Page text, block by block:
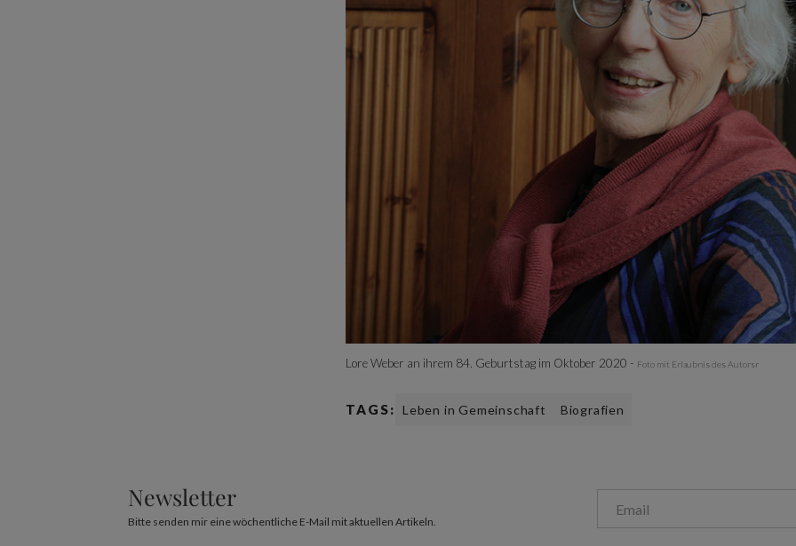
Lore Weber an ihrem 84. Geburtstag im Oktober 2020 - Foto mit Erlaubnis des Autorsr
TAGS: Leben in Gemeinschaft Biografien
Newsletter
Bitte senden mir eine wöchentliche E-Mail mit aktuellen Artikeln.